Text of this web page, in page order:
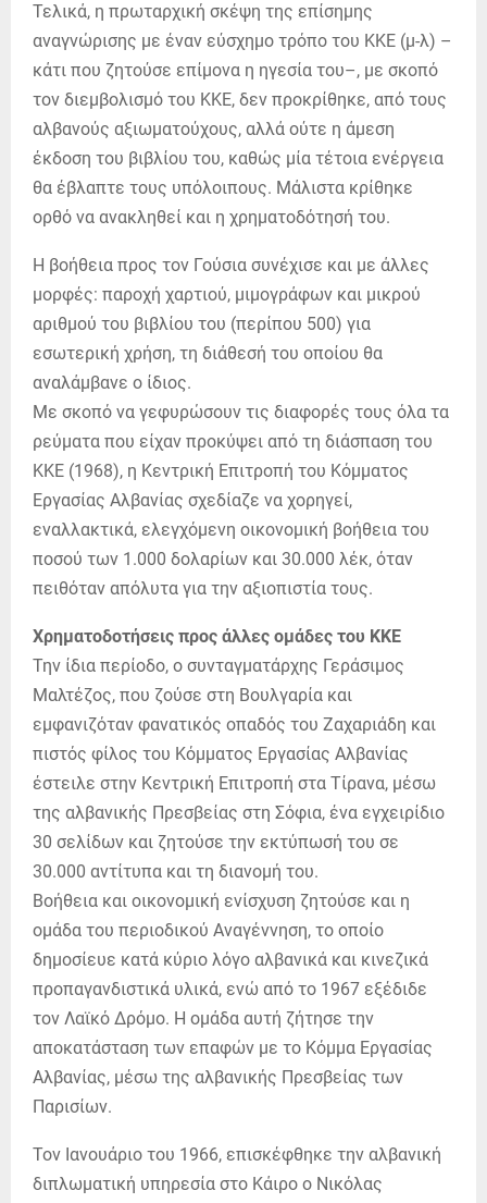
Τελικά, η πρωταρχική σκέψη της επίσημης
αναγνώρισης με έναν εύσχημο τρόπο του ΚΚΕ (μ-λ) –
κάτι που ζητούσε επίμονα η ηγεσία του–, με σκοπό
τον διεμβολισμό του ΚΚΕ, δεν προκρίθηκε, από τους
αλβανούς αξιωματούχους, αλλά ούτε η άμεση
έκδοση του βιβλίου του, καθώς μία τέτοια ενέργεια
θα έβλαπτε τους υπόλοιπους. Μάλιστα κρίθηκε
ορθό να ανακληθεί και η χρηματοδότησή του.
Η βοήθεια προς τον Γούσια συνέχισε και με άλλες
μορφές: παροχή χαρτιού, μιμογράφων και μικρού
αριθμού του βιβλίου του (περίπου 500) για
εσωτερική χρήση, τη διάθεσή του οποίου θα
αναλάμβανε ο ίδιος.
Με σκοπό να γεφυρώσουν τις διαφορές τους όλα τα
ρεύματα που είχαν προκύψει από τη διάσπαση του
ΚΚΕ (1968), η Κεντρική Επιτροπή του Κόμματος
Εργασίας Αλβανίας σχεδίαζε να χορηγεί,
εναλλακτικά, ελεγχόμενη οικονομική βοήθεια του
ποσού των 1.000 δολαρίων και 30.000 λέκ, όταν
πειθόταν απόλυτα για την αξιοπιστία τους.
Χρηματοδοτήσεις προς άλλες ομάδες του ΚΚΕ
Την ίδια περίοδο, ο συνταγματάρχης Γεράσιμος
Μαλτέζος, που ζούσε στη Βουλγαρία και
εμφανιζόταν φανατικός οπαδός του Ζαχαριάδη και
πιστός φίλος του Κόμματος Εργασίας Αλβανίας
έστειλε στην Κεντρική Επιτροπή στα Τίρανα, μέσω
της αλβανικής Πρεσβείας στη Σόφια, ένα εγχειρίδιο
30 σελίδων και ζητούσε την εκτύπωσή του σε
30.000 αντίτυπα και τη διανομή του.
Βοήθεια και οικονομική ενίσχυση ζητούσε και η
ομάδα του περιοδικού Αναγέννηση, το οποίο
δημοσίευε κατά κύριο λόγο αλβανικά και κινεζικά
προπαγανδιστικά υλικά, ενώ από το 1967 εξέδιδε
τον Λαϊκό Δρόμο. Η ομάδα αυτή ζήτησε την
αποκατάσταση των επαφών με το Κόμμα Εργασίας
Αλβανίας, μέσω της αλβανικής Πρεσβείας των
Παρισίων.
Τον Ιανουάριο του 1966, επισκέφθηκε την αλβανική
διπλωματική υπηρεσία στο Κάιρο ο Νικόλας